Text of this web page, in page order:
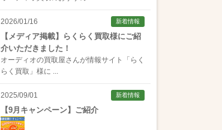
2026/01/16 新着情報
【メディア掲載】らくらく買取様にご紹
介いただきました！
オーディオの買取屋さんが情報サイト「 らく
らく買取 」様に ...
2025/09/01 新着情報
【9月キャンペーン】ご紹介